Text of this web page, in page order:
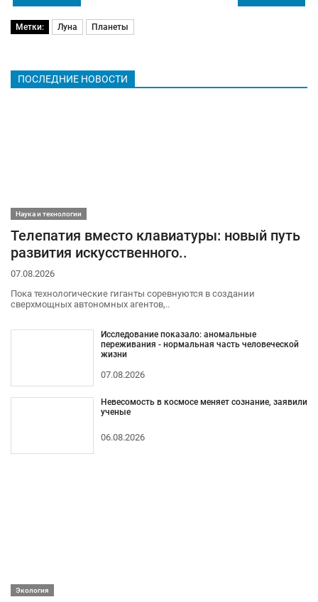
Метки: Луна Планеты
ПОСЛЕДНИЕ НОВОСТИ
Наука и технологии
Телепатия вместо клавиатуры: новый путь
развития искусственного..
07.08.2026
Пока технологические гиганты соревнуются в создании
сверхмощных автономных агентов,..
Исследование показало: аномальные
переживания - нормальная часть человеческой
жизни
07.08.2026
Невесомость в космосе меняет сознание, заявили
ученые
06.08.2026
Экология